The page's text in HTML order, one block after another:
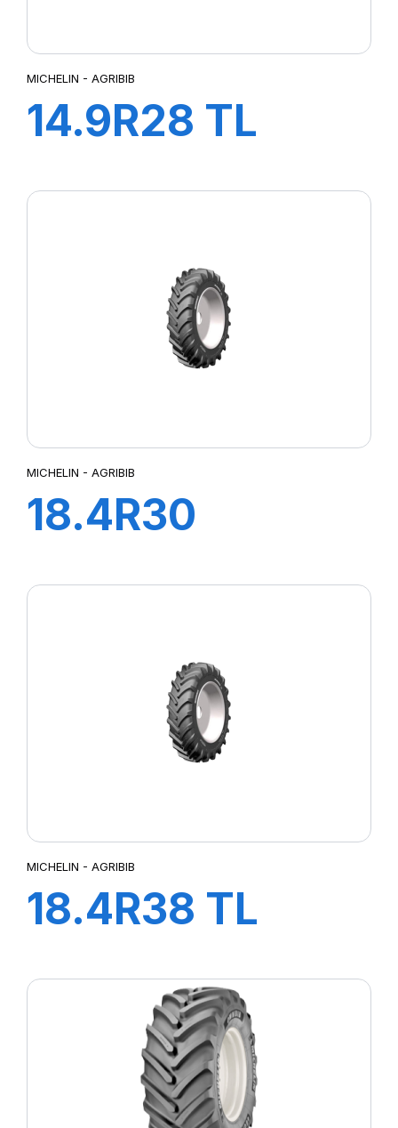
MICHELIN - AGRIBIB
14.9R28 TL
MICHELIN - AGRIBIB
18.4R30
MICHELIN - AGRIBIB
18.4R38 TL
AGRIBIB